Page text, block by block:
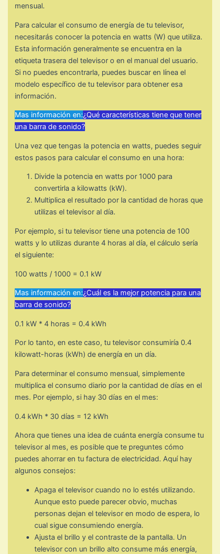
mensual.
Para calcular el consumo de energía de tu televisor,
necesitarás conocer la potencia en watts (W) que utiliza.
Esta información generalmente se encuentra en la
etiqueta trasera del televisor o en el manual del usuario.
Si no puedes encontrarla, puedes buscar en línea el
modelo específico de tu televisor para obtener esa
información.
Mas información en:¿Qué características tiene que tener
una barra de sonido?
Una vez que tengas la potencia en watts, puedes seguir
estos pasos para calcular el consumo en una hora:
Divide la potencia en watts por 1000 para
convertirla a kilowatts (kW).
Multiplica el resultado por la cantidad de horas que
utilizas el televisor al día.
Por ejemplo, si tu televisor tiene una potencia de 100
watts y lo utilizas durante 4 horas al día, el cálculo sería
el siguiente:
100 watts / 1000 = 0.1 kW
Mas información en:¿Cuál es la mejor potencia para una
barra de sonido?
0.1 kW * 4 horas = 0.4 kWh
Por lo tanto, en este caso, tu televisor consumiría 0.4
kilowatt-horas (kWh) de energía en un día.
Para determinar el consumo mensual, simplemente
multiplica el consumo diario por la cantidad de días en el
mes. Por ejemplo, si hay 30 días en el mes:
0.4 kWh * 30 días = 12 kWh
Ahora que tienes una idea de cuánta energía consume tu
televisor al mes, es posible que te preguntes cómo
puedes ahorrar en tu factura de electricidad. Aquí hay
algunos consejos:
Apaga el televisor cuando no lo estés utilizando.
Aunque esto puede parecer obvio, muchas
personas dejan el televisor en modo de espera, lo
cual sigue consumiendo energía.
Ajusta el brillo y el contraste de la pantalla. Un
televisor con un brillo alto consume más energía,